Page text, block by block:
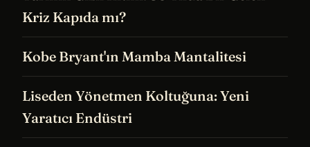
Kriz Kapıda mı?
Kobe Bryant'ın Mamba Mantalitesi
Liseden Yönetmen Koltuğuna: Yeni
Yaratıcı Endüstri